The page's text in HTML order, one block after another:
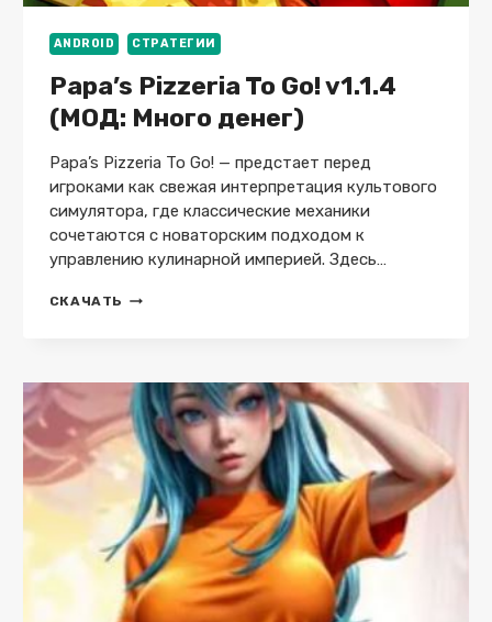
ANDROID СТРАТЕГИИ
Papa’s Pizzeria To Go! v1.1.4
(МОД: Много денег)
Papa’s Pizzeria To Go! — предстает перед
игроками как свежая интерпретация культового
симулятора, где классические механики
сочетаются с новаторским подходом к
управлению кулинарной империей. Здесь…
СКАЧАТЬ PAPA’S
(МОД:
МНОГО
ДЕНЕГ)